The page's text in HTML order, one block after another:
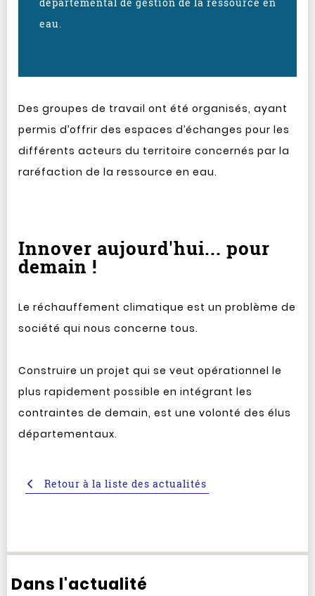
eau.
Des groupes de travail ont été organisés, ayant
permis d’offrir des espaces d’échanges pour les
différents acteurs du territoire concernés par la
raréfaction de la ressource en eau.
Innover aujourd'hui... pour
demain !
Le réchauffement climatique est un problème de
société qui nous concerne tous.
Construire un projet qui se veut opérationnel le
plus rapidement possible en intégrant les
contraintes de demain, est une volonté des élus
départementaux.
Retour à la liste des actualités
Dans l'actualité